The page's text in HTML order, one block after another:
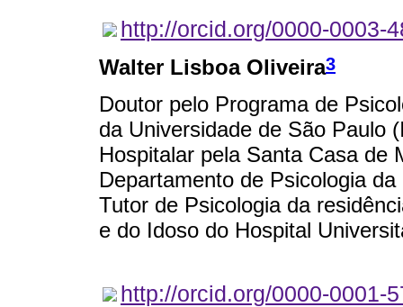
http://orcid.org/0000-0003-
Walter Lisboa Oliveira3
Doutor pelo Programa de
da Universidade de São Paulo
Hospitalar pela Santa Casa de
Departamento de Psicologia
Tutor de Psicologia da
e do Idoso do Hospital
http://orcid.org/0000-0001-